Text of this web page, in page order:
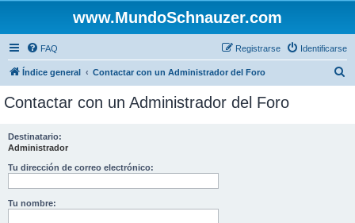
www.MundoSchnauzer.com
FAQ Identificarse
Registrarse
Índice general Contactar con un Administrador del Foro
Contactar con un Administrador del Foro
Destinatario:
Administrador
Tu dirección de correo electrónico:
Tu nombre: